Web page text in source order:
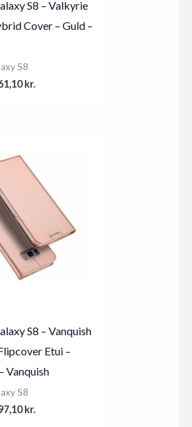
S8 – Valkyrie
Cover – Guld –
S8
kr.
S8 – Vanquish
Etui –
Vanquish
S8
kr.